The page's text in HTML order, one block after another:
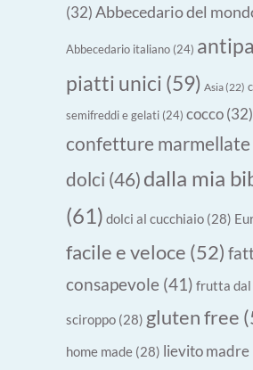
(32) Abbecedario del
Abbecedario italiano (24)
piatti unici (59) Asia(22)
semifreddi e gelati (24) cocco (32)
confetture marmellate
dolci (46) dalla mia
(61) dolci al cucchiaio (28)
facile e veloce (52)
consapevole (41) frutta dal
sciroppo (28) gluten free
home made (28) lievito madre